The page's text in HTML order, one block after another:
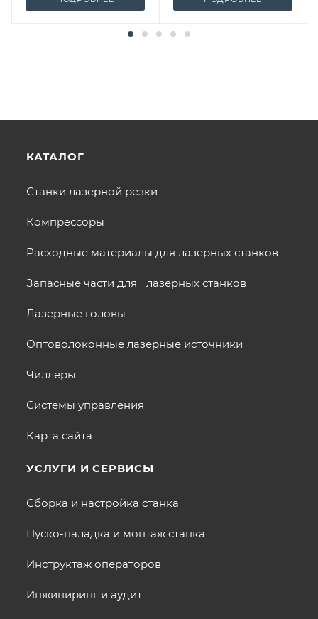
КАТАЛОГ
Станки лазерной резки
Компрессоры
Расходные материалы для лазерных станков
Запасные части для лазерных станков
Лазерные головы
Оптоволоконные лазерные источники
Чиллеры
Системы управления
Карта сайта
УСЛУГИ И СЕРВИСЫ
Сборка и настройка станка
Пуско-наладка и монтаж станка
Инструктаж операторов
Инжиниринг и аудит